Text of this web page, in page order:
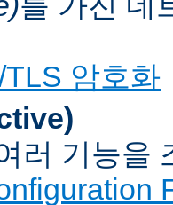
암호화
러 기능을